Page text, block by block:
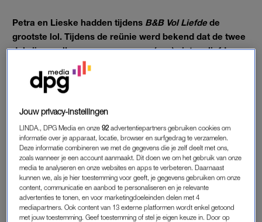
Petra en Lieske hadden tijdens B&B Vol Liefdede
grootste lol. Tijdens de reünie werd bekend dat de twee
dol zijn op elkaar, maar ze waren (nog) niet verliefd.
Heeft vriendschap nu wél plaatsgemaakt voor de liefde?
Op die prangende vraag geven de twee antwoord op de
ZIJN PETRA EN LIESKE UIT ‘B&B VOL
LIEFDE’ EEN SETJE?
“We zijn hier als setje”, zegt Lieske tegenRTL Boulevard
Bade is blij verrast en feliciteert het koppel. Of is dat te
voorbarig? “Nee, er is nog geen sprake van een relatie, want ik
ben nog niet in Spanje geweest”, aldus Petra.
Jouw privacy-instellingen
LINDA., DPG Media en onze92 advertentiepartners gebruiken cookies om
informatie over je apparaat, locatie, browser en surfgedrag te verzamelen.
Deze informatie combineren we met de gegevens die je zelf deelt met ons,
zoals wanneer je een account aanmaakt. Dit doen we om het gebruik van onze
media te analyseren en onze websites en apps te verbeteren. Daarnaast
kunnen we, als je hier toestemming voor geeft, je gegevens gebruiken om onze
content, communicatie en aanbod te personaliseren en je relevante
advertenties te tonen, en voor marketingdoeleinden delen met 4
mediapartners. Ook content van 13 externe platformen wordt enkel getoond
met jouw toestemming. Geef toestemming of stel je eigen keuze in. Door op